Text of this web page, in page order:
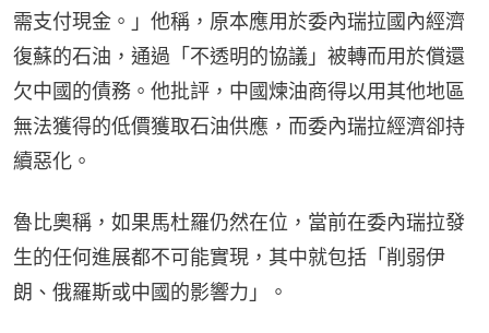
需支付現金。」他稱，原本應用於委內瑞拉國內經濟
復蘇的石油，通過「不透明的協議」被轉而用於償還
欠中國的債務。他批評，中國煉油商得以用其他地區
無法獲得的低價獲取石油供應，而委內瑞拉經濟卻持
續惡化。
魯比奧稱，如果馬杜羅仍然在位，當前在委內瑞拉發
生的任何進展都不可能實現，其中就包括「削弱伊
朗、俄羅斯或中國的影響力」。